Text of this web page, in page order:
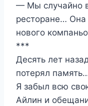
— Мы случайно
ресторане…
нового
***
Десять лет
потерял
Я забыл всю
Айлин и